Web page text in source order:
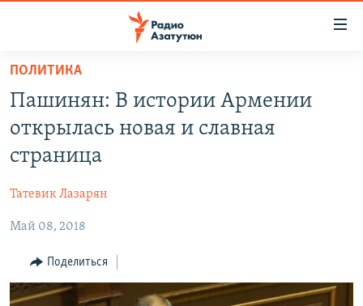
Перейти
основному
содержанию
Перейти
основной
Перейти
поиску
ПОЛИТИКА
ЭКОНОМИКА
РЕГИОН
НАГОРНЫЙ КАРАБАХ
КУЛЬТУРА
ПОЛИТИКА
Пашинян: В истории Армении
открылась новая и славная
страница
Татевик Лазарян
Май 08, 2018
Поделиться